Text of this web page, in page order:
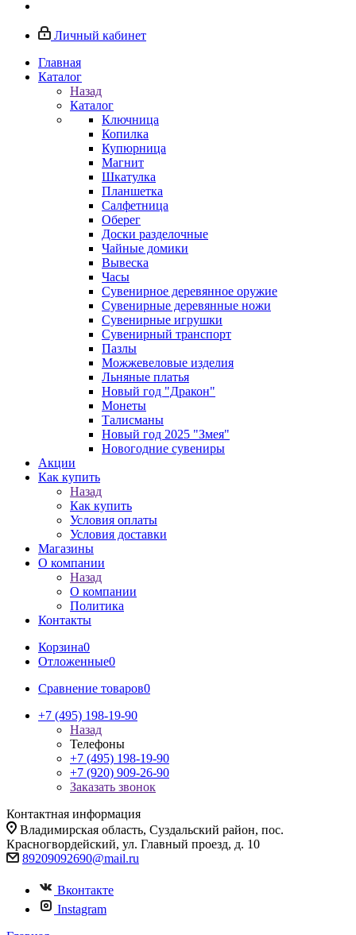
Личный кабинет
Главная
Каталог
Назад
Каталог
Ключница
Копилка
Купюрница
Магнит
Шкатулка
Планшетка
Салфетница
Оберег
Доски разделочные
Чайные домики
Вывеска
Часы
Сувенирное деревянное оружие
Сувенирные деревянные ножи
Сувенирные игрушки
Сувенирный транспорт
Пазлы
Можжевеловые изделия
Льняные платья
Новый год "Дракон"
Монеты
Талисманы
Новый год 2025 "Змея"
Новогодние сувениры
Акции
Как купить
Назад
Как купить
Условия оплаты
Условия доставки
Магазины
О компании
Назад
О компании
Политика
Контакты
Корзина0
Отложенные0
Сравнение товаров0
+7 (495) 198-19-90
Назад
Телефоны
+7 (495) 198-19-90
+7 (920) 909-26-90
Заказать звонок
Контактная информация
Владимирская область, Суздальский район, пос.
Красногвордейский, ул. Главный проезд, д. 10
89209092690@mail.ru
Вконтакте
Instagram